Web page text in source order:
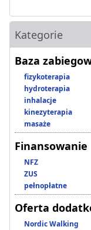
Kategorie
Baza
fizykoterapia
hydroterapia
inhalacje
kinezyterapia
masaże
Finansowanie
NFZ
ZUS
pełnopłatne
Oferta
Nordic Walking